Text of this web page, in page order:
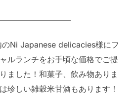
Ni Japanese delicacies様にフ
ルランチをお手頃な価格でご提
ました！和菓子、飲み物ありま
珍しい雑穀米甘酒もあります！